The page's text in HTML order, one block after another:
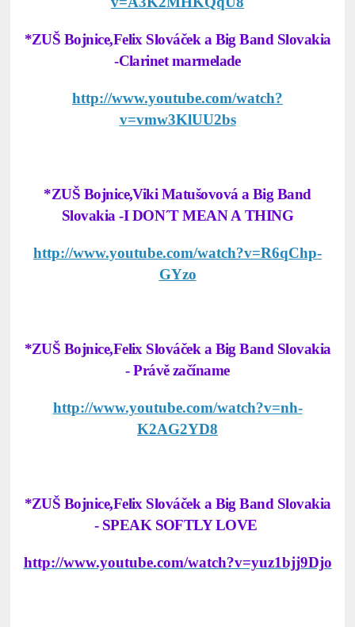
*ZUŠ Bojnice,Felix Slováček a Big Band Slovakia
-Clarinet marmelade
http://www.youtube.com/watch?
v=vmw3KlUU2bs
*ZUŠ Bojnice,Viki Matušovová a Big Band
Slovakia -I DON´T MEAN A THING
http://www.youtube.com/watch?v=R6qChp-
GYzo
*ZUŠ Bojnice,Felix Slováček a Big Band Slovakia
- Právě začíname
http://www.youtube.com/watch?v=nh-
K2AG2YD8
*ZUŠ Bojnice,Felix Slováček a Big Band Slovakia
- SPEAK SOFTLY LOVE
http://www.youtube.com/watch?v=yuz1bjj9Djo